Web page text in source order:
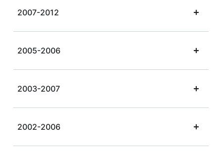
2007-2012
2005-2006
2003-2007
2002-2006